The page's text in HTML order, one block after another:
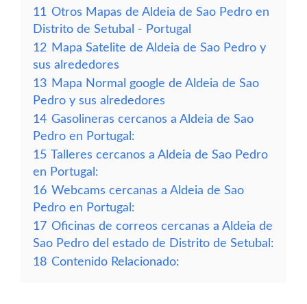
11 Otros Mapas de Aldeia de Sao Pedro en
Distrito de Setubal - Portugal
12 Mapa Satelite de Aldeia de Sao Pedro y
sus alrededores
13 Mapa Normal google de Aldeia de Sao
Pedro y sus alrededores
14 Gasolineras cercanos a Aldeia de Sao
Pedro en Portugal:
15 Talleres cercanos a Aldeia de Sao Pedro
en Portugal:
16 Webcams cercanas a Aldeia de Sao
Pedro en Portugal:
17 Oficinas de correos cercanas a Aldeia de
Sao Pedro del estado de Distrito de Setubal:
18 Contenido Relacionado: